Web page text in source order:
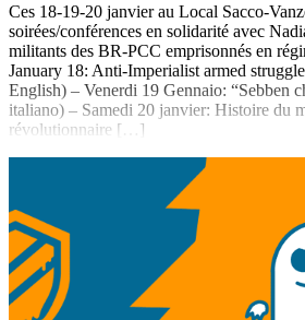
Ces 18-19-20 janvier au Local Sacco-
soirées/conférences en solidarité avec
militants des BR-PCC emprisonnés en
January 18: Anti-Imperialist armed
English) – Venerdi 19 Gennaio: “Sebben
italiano) – Samedi 20 janvier: Histoire du
révolutionnaire […]